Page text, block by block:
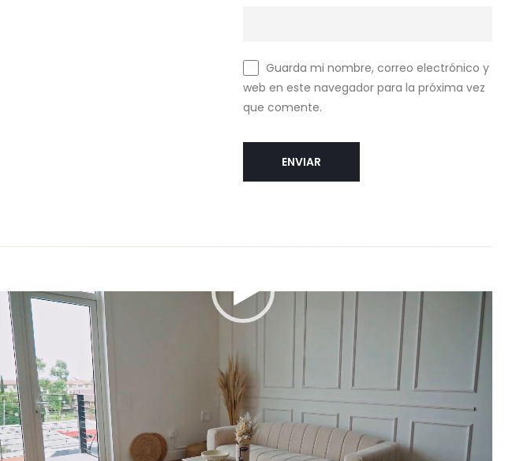
Guarda mi nombre, correo electrónico y
web en este navegador para la próxima vez
que comente.
Reproductor
vídeo